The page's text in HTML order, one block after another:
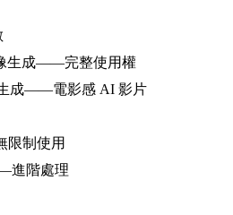
生成——完整使用權
成——電影感 AI 影片
限制使用
進階處理